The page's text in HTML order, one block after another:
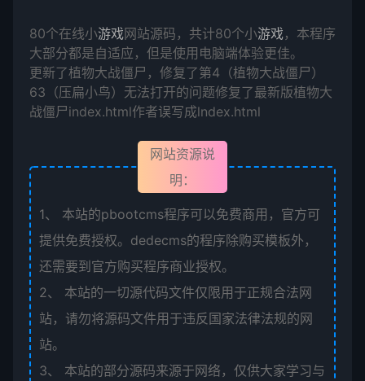
80个在线小游戏网站源码，共计80个小游戏，本程序
大部分都是自适应，但是使用电脑端体验更佳。
更新了植物大战僵尸，修复了第4（植物大战僵尸）
63（压扁小鸟）无法打开的问题修复了最新版植物大
战僵尸index.html作者误写成lndex.html
网站资源说
明：
1、
本站的pbootcms程序可以免费商用，官方可
提供免费授权。dedecms的程序除购买模板外，
还需要到官方购买程序商业授权。
2、
本站的一切源代码文件仅限用于正规合法网
站，请勿将源码文件用于违反国家法律法规的网
站。
3、
本站的部分源码来源于网络，仅供大家学习与